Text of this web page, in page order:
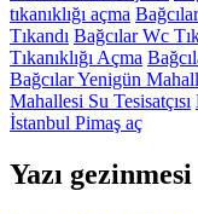
tıkanıklığı açma
Tıkandı Bağcılar Wc
Tıkanıklığı Açma
Bağcılar Yenigün
Mahallesi Su Tesisatçısı
İstanbul Pimaş aç
Yazı gezinmesi